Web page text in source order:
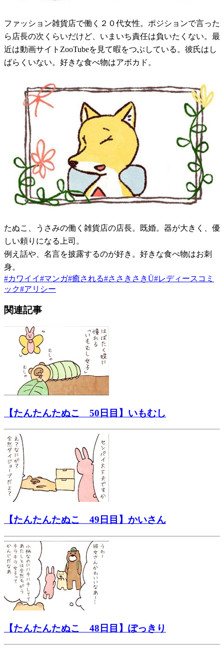
ファッション雑貨店で働く２０代女性。ポジションで言った
ら店長の次くらいだけど、いまいち責任は負いたくない。最
近は動画サイトZooTubeを見て暇をつぶしている。彼氏はし
ばらくいない。好きな食べ物はアボカド。
たぬこ、うさみの働く雑貨店の店長。既婚。器が大きく、優
しい頼りになる上司。
例え話や、名言を披露するのが好き。好きな食べ物はお刺
身。
#カワイイ#マンガ#癒される#ささきさきÜ#レディースコミ
ック#アリシー
関連記事
【たんたんたぬこ 50日目】いもむし
【たんたんたぬこ 49日目】かいさん
【たんたんたぬこ 48日目】ぽっきり